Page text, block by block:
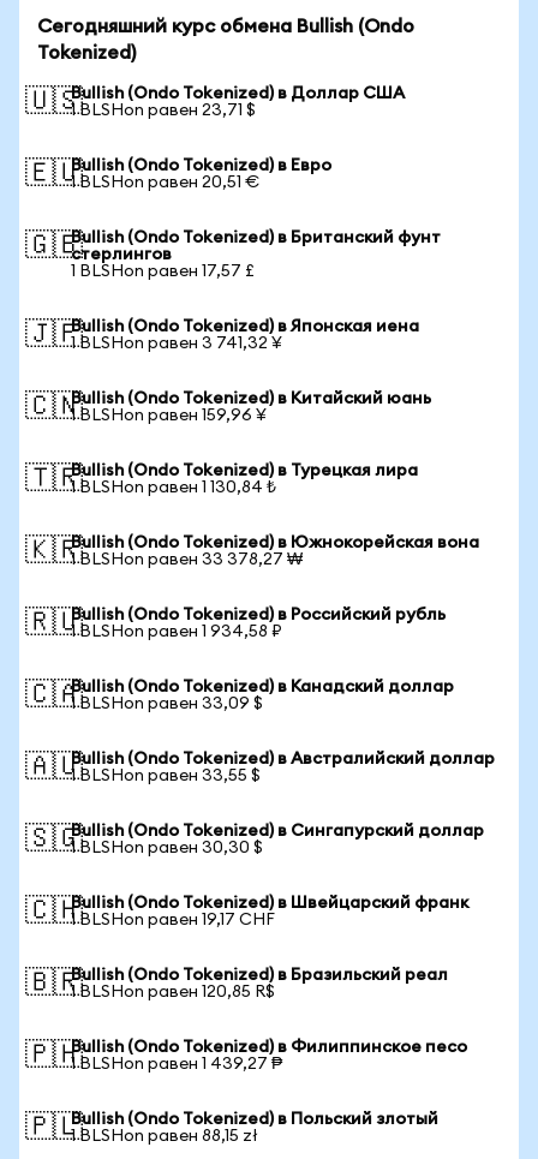
Сегодняшний курс обмена Bullish (Ondo
Tokenized)
🇺🇸Bullish (Ondo Tokenized) в Доллар США
1 BLSHon равен 23,71 $
🇪🇺Bullish (Ondo Tokenized) в Евро
1 BLSHon равен 20,51 €
🇬🇧Bullish (Ondo Tokenized) в Британский фунт
стерлингов
1 BLSHon равен 17,57 £
🇯🇵Bullish (Ondo Tokenized) в Японская иена
1 BLSHon равен 3 741,32 ¥
🇨🇳Bullish (Ondo Tokenized) в Китайский юань
1 BLSHon равен 159,96 ¥
🇹🇷Bullish (Ondo Tokenized) в Турецкая лира
1 BLSHon равен 1 130,84 ₺
🇰🇷Bullish (Ondo Tokenized) в Южнокорейская вона
1 BLSHon равен 33 378,27 ₩
🇷🇺Bullish (Ondo Tokenized) в Российский рубль
1 BLSHon равен 1 934,58 ₽
🇨🇦Bullish (Ondo Tokenized) в Канадский доллар
1 BLSHon равен 33,09 $
🇦🇺Bullish (Ondo Tokenized) в Австралийский доллар
1 BLSHon равен 33,55 $
🇸🇬Bullish (Ondo Tokenized) в Сингапурский доллар
1 BLSHon равен 30,30 $
🇨🇭Bullish (Ondo Tokenized) в Швейцарский франк
1 BLSHon равен 19,17 CHF
🇧🇷Bullish (Ondo Tokenized) в Бразильский реал
1 BLSHon равен 120,85 R$
🇵🇭Bullish (Ondo Tokenized) в Филиппинское песо
1 BLSHon равен 1 439,27 ₱
🇵🇱Bullish (Ondo Tokenized) в Польский злотый
1 BLSHon равен 88,15 zł